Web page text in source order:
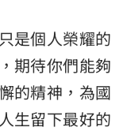
是個人榮耀的
期待你們能夠
的精神，為國
生留下最好的